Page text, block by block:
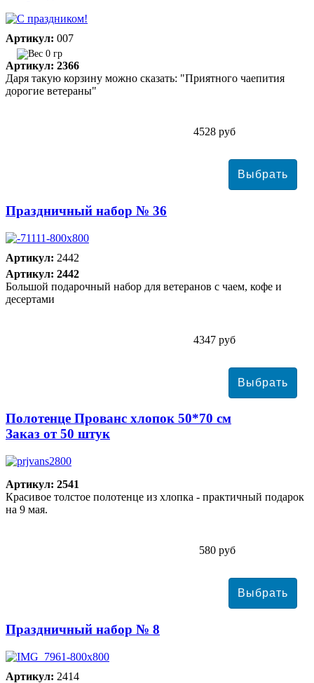
Артикул: 007
0 гр
Артикул: 2366
Даря такую корзину можно сказать: "Приятного чаепития
дорогие ветераны"
4528 руб
Праздничный набор № 36
Артикул: 2442
Артикул: 2442
Большой подарочный набор для ветеранов с чаем, кофе и
десертами
4347 руб
Полотенце Прованс хлопок 50*70 см
Заказ от 50 штук
Артикул: 2541
Красивое толстое полотенце из хлопка - практичный подарок
на 9 мая.
580 руб
Праздничный набор № 8
Артикул: 2414